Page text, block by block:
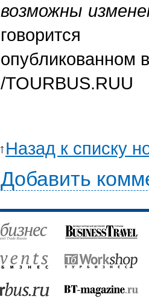
возможны
опубликованном
/TOURBUS.RUU
Назад к списку
Добавить